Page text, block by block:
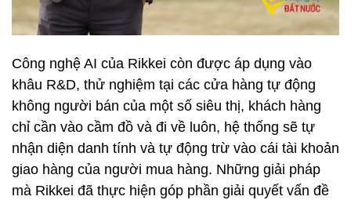
Công nghệ AI của Rikkei còn được áp dụng vào
khâu R&D, thử nghiệm tại các cửa hàng tự động
không người bán của một số siêu thị, khách hàng
chỉ cần vào cầm đồ và đi về luôn, hệ thống sẽ tự
nhận diện danh tính và tự động trừ vào cái tài khoản
giao hàng của người mua hàng. Những giải pháp
mà Rikkei đã thực hiện góp phần giải quyết vấn đề